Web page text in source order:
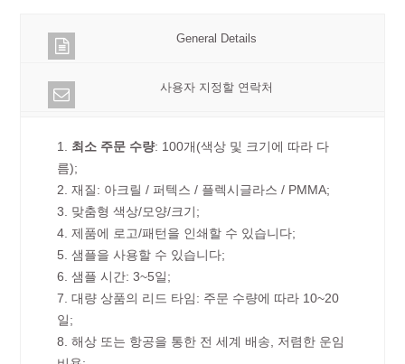
General Details
사용자 지정할 연락처
1. 최소 주문 수량: 100개(색상 및 크기에 따라 다
름);
2. 재질: 아크릴 / 퍼텍스 / 플렉시글라스 / PMMA;
3. 맞춤형 색상/모양/크기;
4. 제품에 로고/패턴을 인쇄할 수 있습니다;
5. 샘플을 사용할 수 있습니다;
6. 샘플 시간: 3~5일;
7. 대량 상품의 리드 타임: 주문 수량에 따라 10~20
일;
8. 해상 또는 항공을 통한 전 세계 배송, 저렴한 운임